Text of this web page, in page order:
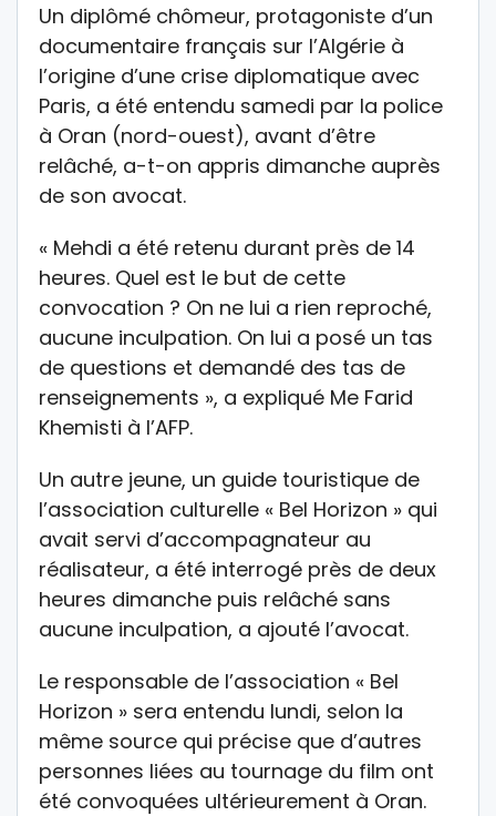
Un diplômé chômeur, protagoniste d’un
documentaire français sur l’Algérie à
l’origine d’une crise diplomatique avec
Paris, a été entendu samedi par la police
à Oran (nord-ouest), avant d’être
relâché, a-t-on appris dimanche auprès
de son avocat.
« Mehdi a été retenu durant près de 14
heures. Quel est le but de cette
convocation ? On ne lui a rien reproché,
aucune inculpation. On lui a posé un tas
de questions et demandé des tas de
renseignements », a expliqué Me Farid
Khemisti à l’AFP.
Un autre jeune, un guide touristique de
l’association culturelle « Bel Horizon » qui
avait servi d’accompagnateur au
réalisateur, a été interrogé près de deux
heures dimanche puis relâché sans
aucune inculpation, a ajouté l’avocat.
Le responsable de l’association « Bel
Horizon » sera entendu lundi, selon la
même source qui précise que d’autres
personnes liées au tournage du film ont
été convoquées ultérieurement à Oran.